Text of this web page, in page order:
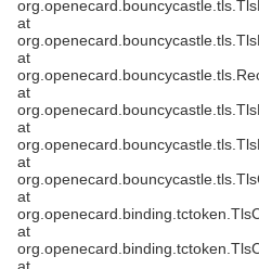
at
at
at
at
at
at
at